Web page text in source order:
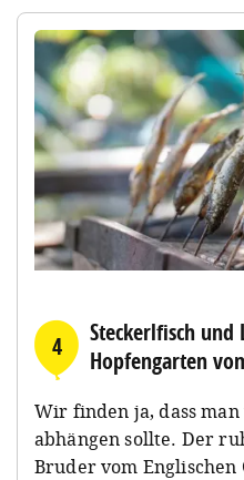
4
Steckerlfisch
Hopfengarten
Wir finden ja, dass
abhängen sollte. Der
Bruder vom